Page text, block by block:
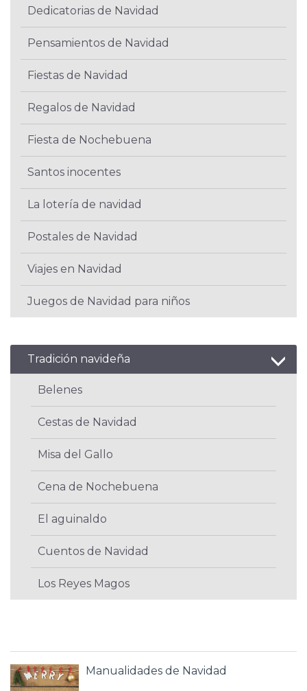
Dedicatorias de Navidad
Pensamientos de Navidad
Fiestas de Navidad
Regalos de Navidad
Fiesta de Nochebuena
Santos inocentes
La lotería de navidad
Postales de Navidad
Viajes en Navidad
Juegos de Navidad para niños
Tradición navideña
Belenes
Cestas de Navidad
Misa del Gallo
Cena de Nochebuena
El aguinaldo
Cuentos de Navidad
Los Reyes Magos
Manualidades de Navidad